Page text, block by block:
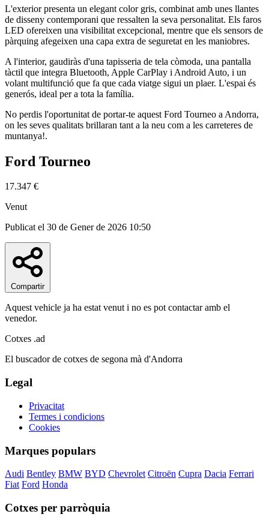
L'exterior presenta un elegant color gris, combinat amb unes llantes
de disseny contemporani que ressalten la seva personalitat. Els faros
LED ofereixen una visibilitat excepcional, mentre que els sensors de
pàrquing afegeixen una capa extra de seguretat en les maniobres.
A l'interior, gaudiràs d'una tapisseria de tela còmoda, una pantalla
tàctil que integra Bluetooth, Apple CarPlay i Android Auto, i un
volant multifunció que fa que cada viatge sigui un plaer. L'espai és
generós, ideal per a tota la família.
No perdis l'oportunitat de portar-te aquest Ford Tourneo a Andorra,
on les seves qualitats brillaran tant a la neu com a les carreteres de
muntanya!.
Ford Tourneo
17.347 €
Venut
Publicat el 30 de Gener de 2026 10:50
Compartir
Aquest vehicle ja ha estat venut i no es pot contactar amb el
venedor.
Cotxes .ad
El buscador de cotxes de segona mà d'Andorra
Legal
Privacitat
Termes i condicions
Cookies
Marques populars
Audi Bentley BMW BYD Chevrolet Citroën Cupra Dacia Ferrari
Fiat Ford Honda
Cotxes per parròquia